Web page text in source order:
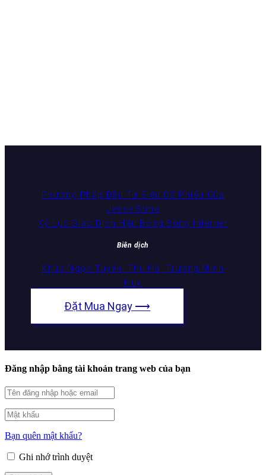
Phương Pháp Đầu Tư Siêu Cổ Phiếu Của
Jesse Stine
Kỷ Lục Giao Dịch Hậu Bong Bóng Internet
Biên dịch
Khúc Ngọc Tuyên, Thu Hà, Trương Minh
Huy
Đặt Mua Ngay ⟶
Đăng nhập bằng tài khoản trang web của bạn
Bạn quên mật khẩu?
Ghi nhớ trình duyệt